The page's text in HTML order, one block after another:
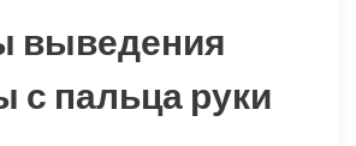
выведения
с пальца руки